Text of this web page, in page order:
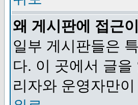
왜 게시판에 접근
일부 게시판들은
다. 이 곳에서 글
리자와 운영자만